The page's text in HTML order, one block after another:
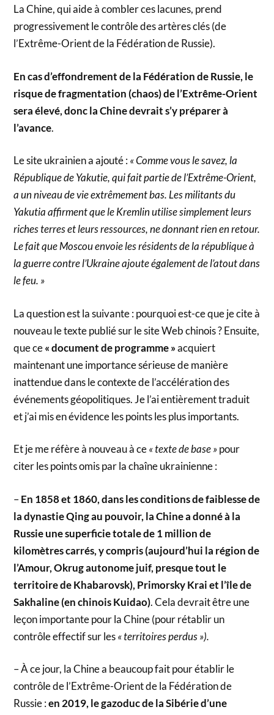
La Chine, qui aide à combler ces lacunes, prend
progressivement le contrôle des artères clés (de
l’Extrême-Orient de la Fédération de Russie).
En cas d’effondrement de la Fédération de Russie, le
risque de fragmentation (chaos) de l’Extrême-Orient
sera élevé, donc la Chine devrait s’y préparer à
l’avance.
Le site ukrainien a ajouté :« Comme vous le savez, la
République de Yakutie, qui fait partie de l’Extrême-Orient,
a un niveau de vie extrêmement bas. Les militants du
Yakutia affirment que le Kremlin utilise simplement leurs
riches terres et leurs ressources, ne donnant rien en retour.
Le fait que Moscou envoie les résidents de la république à
la guerre contre l’Ukraine ajoute également de l’atout dans
le feu. »
La question est la suivante : pourquoi est-ce que je cite à
nouveau le texte publié sur le site Web chinois ? Ensuite,
que ce« document de programme »acquiert
maintenant une importance sérieuse de manière
inattendue dans le contexte de l’accélération des
événements géopolitiques. Je l’ai entièrement traduit
et j’ai mis en évidence les points les plus importants.
Et je me réfère à nouveau à ce« texte de base »pour
citer les points omis par la chaîne ukrainienne :
–En 1858 et 1860, dans les conditions de faiblesse de
la dynastie Qing au pouvoir, la Chine a donné à la
Russie une superficie totale de 1 million de
kilomètres carrés, y compris (aujourd’hui la région de
l’Amour, Okrug autonome juif, presque tout le
territoire de Khabarovsk), Primorsky Krai et l’île de
Sakhaline (en chinois Kuidao). Cela devrait être une
leçon importante pour la Chine (pour rétablir un
contrôle effectif sur les« territoires perdus »).
– À ce jour, la Chine a beaucoup fait pour établir le
contrôle de l’Extrême-Orient de la Fédération de
Russie :en 2019, le gazoduc de la Sibérie d’une